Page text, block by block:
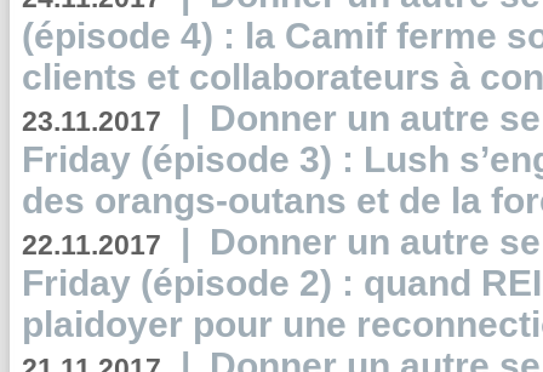
(épisode 4) : la Camif ferme
clients et collaborateurs à
23.11.2017 | Donner un autre
Friday (épisode 3) : Lush
des orangs-outans et de la
22.11.2017 | Donner un autre
Friday (épisode 2) : quand
plaidoyer pour une